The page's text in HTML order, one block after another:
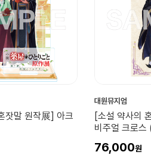
잣말 원작展] 아크
대원뮤지엄
[소설 약사의
비주얼 크로
76,000